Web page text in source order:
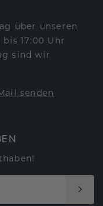
über unseren
17:00 Uhr
sind wir
senden